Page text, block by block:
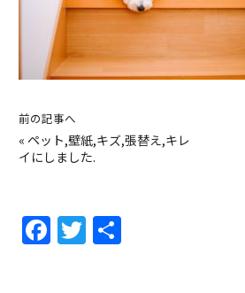
前の記事へ
« ペット,壁紙,キズ,張替え,キレ
イにしました.
F
a
T
w